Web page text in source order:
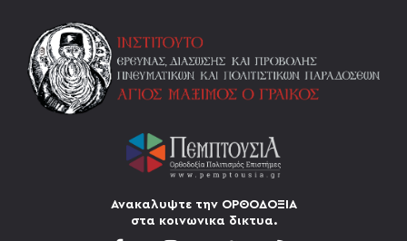
Ανακαλυψτε την ΟΡΘΟΔΟΞΙΑ
στα κοινωνικα δικτυα.